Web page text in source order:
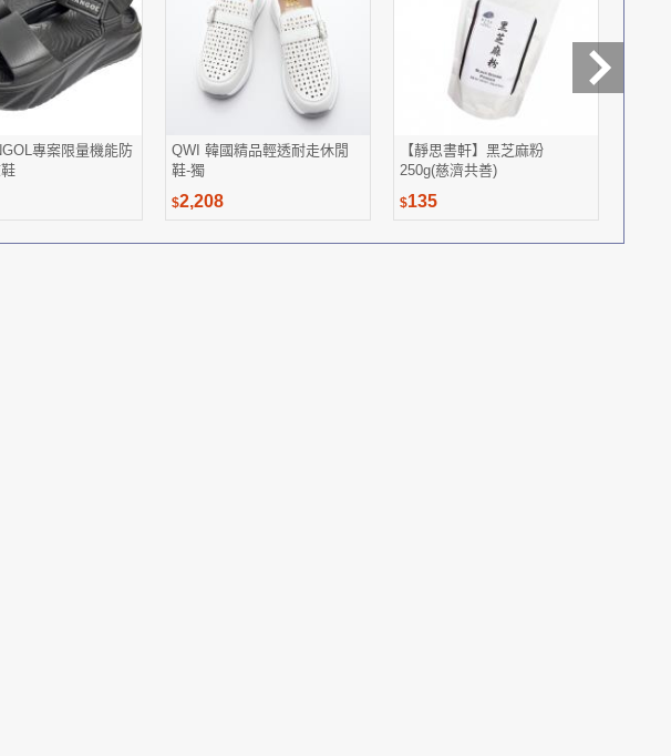
專案限量機能防
QWI 韓國精品輕透耐走休閒
鞋-獨
$2,208
【靜思書軒】黑芝麻粉
250g(慈濟共善)
$135